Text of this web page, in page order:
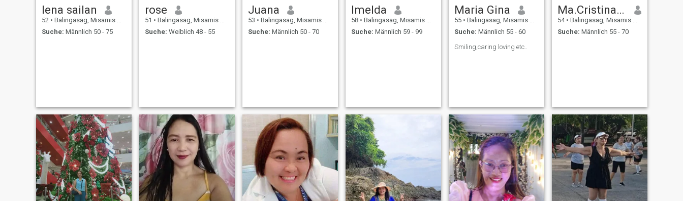
lena sailan
52 • Balingasag, Misamis Oriental, Philippinen
Suche: Männlich 50 - 75
rose
51 • Balingasag, Misamis Oriental, Philippinen
Suche: Weiblich 48 - 55
Juana
53 • Balingasag, Misamis Oriental, Philippinen
Suche: Männlich 50 - 70
Imelda
58 • Balingasag, Misamis Oriental, Philippinen
Suche: Männlich 59 - 99
Maria Gina
55 • Balingasag, Misamis Oriental, Philippinen
Suche: Männlich 55 - 60
Smiling,caring loving etc..
Ma.Cristina odarbe
54 • Balingasag, Misamis Oriental, Philippinen
Suche: Männlich 55 - 70